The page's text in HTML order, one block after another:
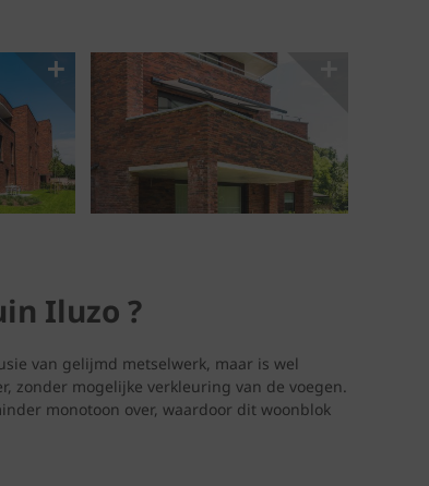
Iluzo ?
van gelijmd metselwerk, maar is wel
zonder mogelijke verkleuring van de voegen.
monotoon over, waardoor dit woonblok